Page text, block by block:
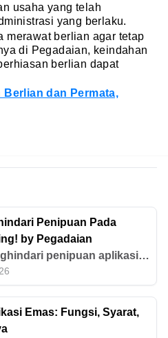
usaha yang telah
yang berlaku.
merawat berlian agar tetap
di Pegadaian, keindahan
berlian dapat
Berlian dan Permata,
Penipuan Pada
by Pegadaian
penipuan aplikasi
pelajari fitur
tips menjaga akun tetap
artikel ini!
Emas: Fungsi, Syarat,